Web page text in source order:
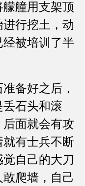
艟用支架顶
行挖土，动
被培训了半
备好之后，
石头和滚
面就会有攻
有士兵不断
自己的大刀
爬墙，自己